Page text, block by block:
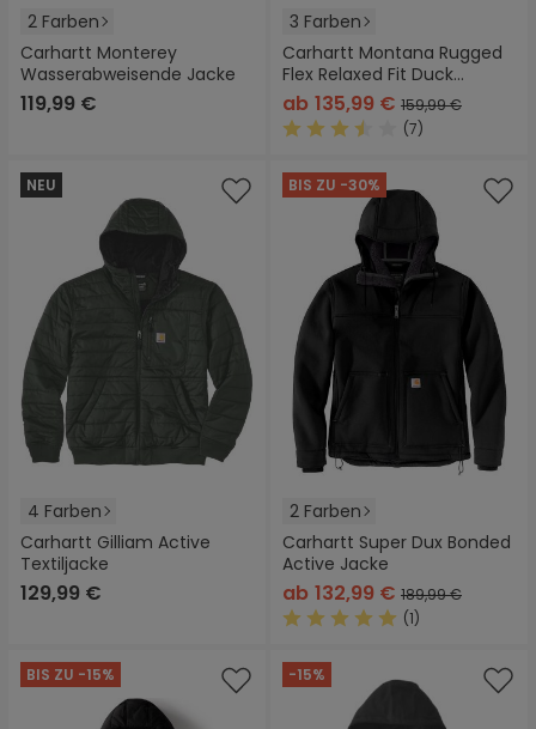
2 Farben
Carhartt Monterey
Wasserabweisende Jacke
119,99 €
3 Farben
Carhartt Montana Rugged
Flex Relaxed Fit Duck
Insulated Jacke
ab 135,99 € 159,99 €
(7)
NEU
4 Farben
Carhartt Gilliam Active
Textiljacke
129,99 €
BIS ZU -30%
2 Farben
Carhartt Super Dux Bonded
Active Jacke
ab 132,99 € 189,99 €
(1)
BIS ZU -15% -15%